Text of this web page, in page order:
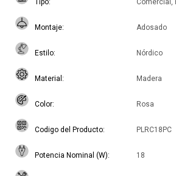
Tipo Comercial,
Montaje Adosado
Estilo Nórdico
Material Madera
Color Rosa
Codigo del Producto PLRC18PC
Potencia Nominal (W) 18